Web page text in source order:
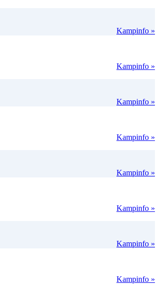
Kampinfo »
Kampinfo »
Kampinfo »
Kampinfo »
Kampinfo »
Kampinfo »
Kampinfo »
Kampinfo »